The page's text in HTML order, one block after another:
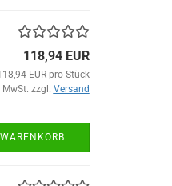
118,94 EUR
EUR pro Stück
MwSt. zzgl. Versand